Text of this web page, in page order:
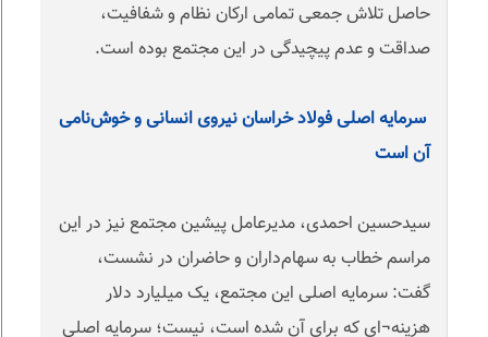
حاصل تلاش جمعی تمامی ارکان نظام و شفافیت،
صداقت و عدم پیچیدگی در این مجتمع بوده است.
سرمایه اصلی فولاد خراسان نیروی انسانی و خوش‌نامی
آن است
سیدحسین احمدی، مدیرعامل پیشین مجتمع نیز در این
مراسم خطاب به سهام‌داران و حاضران در نشست،
گفت: سرمایه اصلی این مجتمع، یک میلیارد دلار
هزینه¬ای که برای آن شده است، نیست؛ سرمایه اصلی